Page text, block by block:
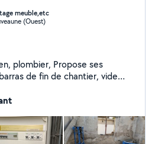
meuble,etc
(Ouest)
Propose ses
de fin de chantier, vide